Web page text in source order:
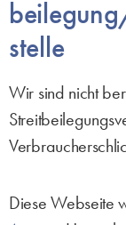
stelle
Wir sind nicht
Diese Webseite